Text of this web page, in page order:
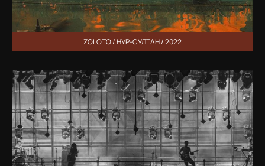
ZOLOTO / НУР-СУЛТАН / 2022